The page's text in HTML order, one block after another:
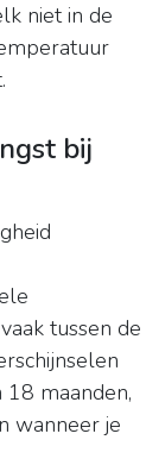
niet in de
bij
tussen de
maanden,
wanneer je